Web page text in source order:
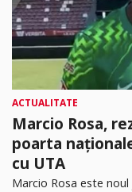
ACTUALITATE
Marcio Rosa,
poarta
cu UTA
Marcio Rosa este